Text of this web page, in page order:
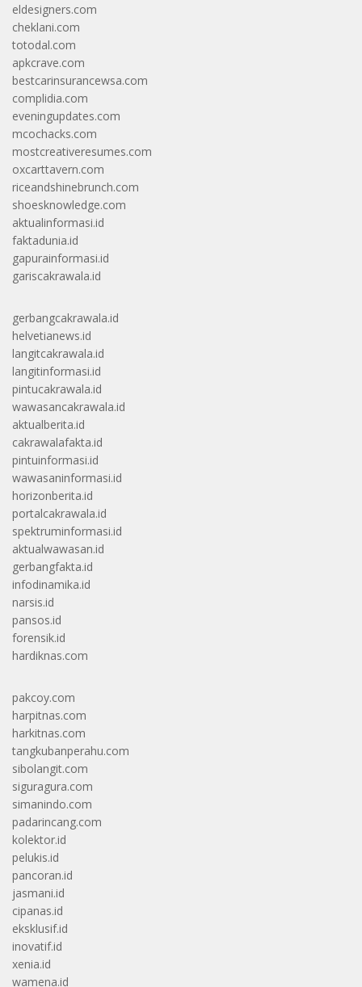
eldesigners.com
cheklani.com
totodal.com
apkcrave.com
bestcarinsurancewsa.com
complidia.com
eveningupdates.com
mcochacks.com
mostcreativeresumes.com
oxcarttavern.com
riceandshinebrunch.com
shoesknowledge.com
aktualinformasi.id
faktadunia.id
gapurainformasi.id
gariscakrawala.id
gerbangcakrawala.id
helvetianews.id
langitcakrawala.id
langitinformasi.id
pintucakrawala.id
wawasancakrawala.id
aktualberita.id
cakrawalafakta.id
pintuinformasi.id
wawasaninformasi.id
horizonberita.id
portalcakrawala.id
spektruminformasi.id
aktualwawasan.id
gerbangfakta.id
infodinamika.id
narsis.id
pansos.id
forensik.id
hardiknas.com
pakcoy.com
harpitnas.com
harkitnas.com
tangkubanperahu.com
sibolangit.com
siguragura.com
simanindo.com
padarincang.com
kolektor.id
pelukis.id
pancoran.id
jasmani.id
cipanas.id
eksklusif.id
inovatif.id
xenia.id
wamena.id